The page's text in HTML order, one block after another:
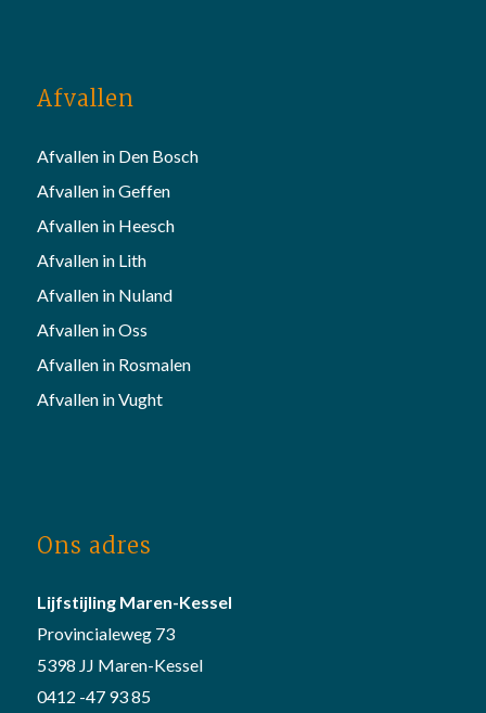
Afvallen
Afvallen in Den Bosch
Afvallen in Geffen
Afvallen in Heesch
Afvallen in Lith
Afvallen in Nuland
Afvallen in Oss
Afvallen in Rosmalen
Afvallen in Vught
Ons adres
Lijfstijling Maren-Kessel
Provincialeweg 73
5398 JJ Maren-Kessel
0412 -47 93 85